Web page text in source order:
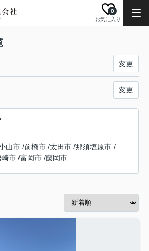
お気に入り
0
変更
変更
山市 /前橋市 /太田市 /那須塩原市 /
崎市 /富岡市 /藤岡市